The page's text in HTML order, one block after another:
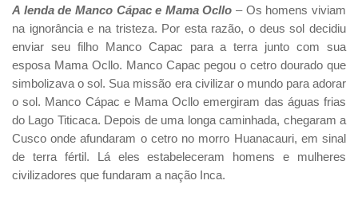
A lenda de Manco Cápac e Mama Ocllo – Os homens viviam
na ignorância e na tristeza. Por esta razão, o deus sol decidiu
enviar seu filho Manco Capac para a terra junto com sua
esposa Mama Ocllo. Manco Capac pegou o cetro dourado que
simbolizava o sol. Sua missão era civilizar o mundo para adorar
o sol. Manco Cápac e Mama Ocllo emergiram das águas frias
do Lago Titicaca. Depois de uma longa caminhada, chegaram a
Cusco onde afundaram o cetro no morro Huanacauri, em sinal
de terra fértil. Lá eles estabeleceram homens e mulheres
civilizadores que fundaram a nação Inca.